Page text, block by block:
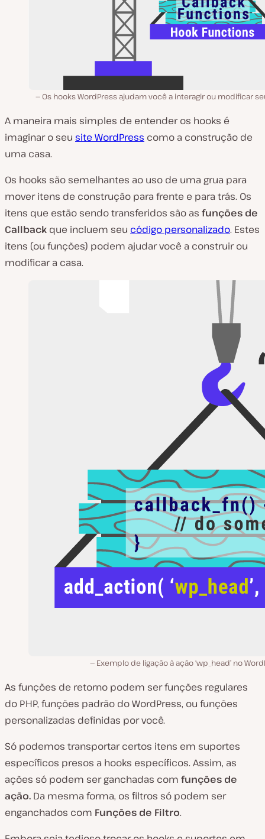
Os hooks WordPress ajudam você a interagir ou modificar
A maneira mais simples de entender os hooks é
imaginar o seu site WordPress como a construção de
uma casa.
Os hooks são semelhantes ao uso de uma grua para
mover itens de construção para frente e para trás. Os
itens que estão sendo transferidos são as funções de
Callback que incluem seu código personalizado. Estes
itens (ou funções) podem ajudar você a construir ou
modificar a casa.
Exemplo de ligação à ação ‘wp_head’ no
As funções de retorno podem ser funções regulares
do PHP, funções padrão do WordPress, ou funções
personalizadas definidas por você.
Só podemos transportar certos itens em suportes
específicos presos a hooks específicos. Assim, as
ações só podem ser ganchadas com funções de
ação. Da mesma forma, os filtros só podem ser
enganchados com Funções de Filtro.